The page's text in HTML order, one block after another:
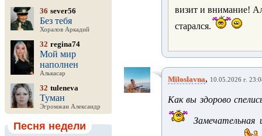
36 sever56
Без тебя
Хоралов Аркадий
32 regina74
Мой мир
наполнен
Алькасар
32 tuleneva
Туман
Эгромжан Александр
Песня недели
визит и внимание!
старался.
Miloslavna, 10.05.2026 г.
Как вы здорово
Замечательная